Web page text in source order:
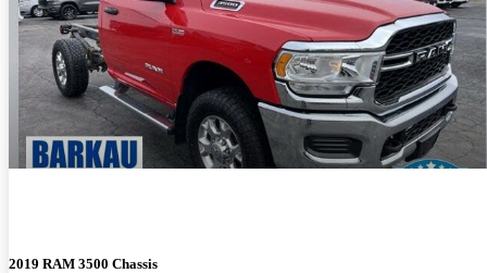
2019 RAM 3500 Chassis